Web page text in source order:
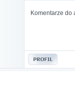
Komentarze do